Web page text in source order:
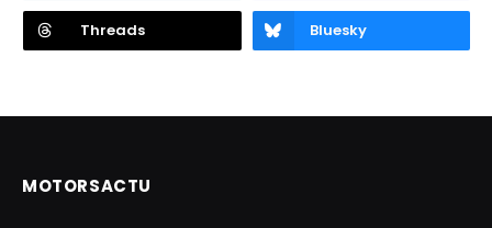
Threads Bluesky
MOTORSACTU